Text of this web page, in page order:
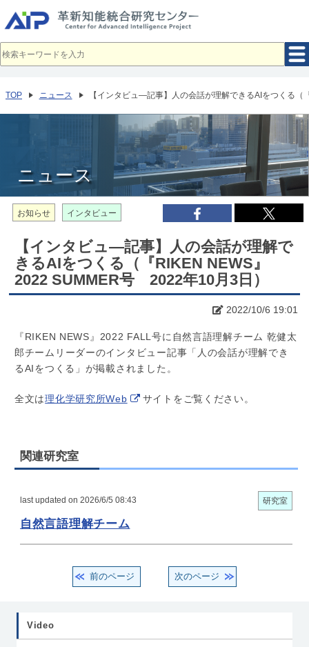
イ
ン
へ
動
TOP ニュース 【インタビュ―記事】人の会話が理解できるAIをつくる
ニュース
インタビュー
お知らせ
【インタビュ―記事】人の会話が理解で
きるAIをつくる（『RIKEN NEWS』
2022 SUMMER号 2022年10月3日）
2022/10/6 19:01
『RIKEN NEWS』2022 FALL号に自然言語理解チーム 乾健太
郎チームリーダーのインタビュー記事「人の会話が理解でき
るAIをつくる」が掲載されました。
全文は理化学研究所Web サイトをご覧ください。
関連研究室
last updated on 2026/6/5 08:43 研究室
自然言語理解チーム
前のページ 次のページ
Video